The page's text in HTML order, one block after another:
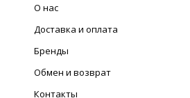
О нас
Доставка и оплата
Бренды
Обмен и возврат
Контакты